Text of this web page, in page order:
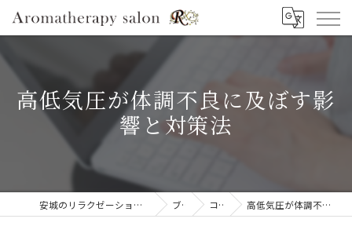
高低気圧が体調不良に及ぼす影
響と対策法
安城のリラクゼーションならAromatherapy salon R ブログ コラム 高低気圧が体調不良に及ぼす影響と対策法